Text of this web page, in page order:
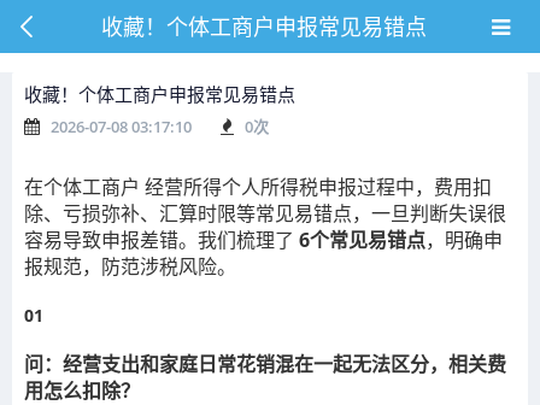
收藏！个体工商户申报常见易错点
收藏！个体工商户申报常见易错点
2026-07-08 03:17:10 0次
在个体工商户 经营所得个人所得税申报过程中，费用扣
除、亏损弥补、汇算时限等常见易错点，一旦判断失误很
容易导致申报差错。我们梳理了 6个常见易错点，明确申
报规范，防范涉税风险。
01
问：经营支出和家庭日常花销混在一起无法区分，相关费
用怎么扣除？